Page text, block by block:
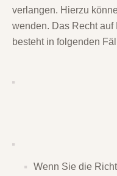
verlangen. Hierzu
wenden. Das Recht auf
besteht in folgenden
Wenn Sie die